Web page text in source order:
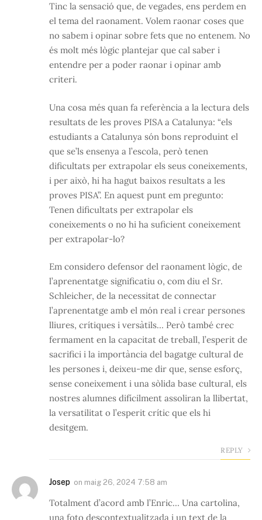
Tinc la sensació que, de vegades, ens perdem en
el tema del raonament. Volem raonar coses que
no sabem i opinar sobre fets que no entenem. No
és molt més lògic plantejar que cal saber i
entendre per a poder raonar i opinar amb
criteri.
Una cosa més quan fa referència a la lectura dels
resultats de les proves PISA a Catalunya: “els
estudiants a Catalunya són bons reproduint el
que se’ls ensenya a l’escola, però tenen
dificultats per extrapolar els seus coneixements,
i per això, hi ha hagut baixos resultats a les
proves PISA”. En aquest punt em pregunto:
Tenen dificultats per extrapolar els
coneixements o no hi ha suficient coneixement
per extrapolar-lo?
Em considero defensor del raonament lògic, de
l’aprenentatge significatiu o, com diu el Sr.
Schleicher, de la necessitat de connectar
l’aprenentatge amb el món real i crear persones
lliures, crítiques i versàtils… Però també crec
fermament en la capacitat de treball, l’esperit de
sacrifici i la importància del bagatge cultural de
les persones i, deixeu-me dir que, sense esforç,
sense coneixement i una sòlida base cultural, els
nostres alumnes difícilment assoliran la llibertat,
la versatilitat o l’esperit crític que els hi
desitgem.
REPLY
Josep on maig 26, 2024 7:58 am
Totalment d’acord amb l’Enric… Una cartolina,
una foto descontextualitzada i un text de la